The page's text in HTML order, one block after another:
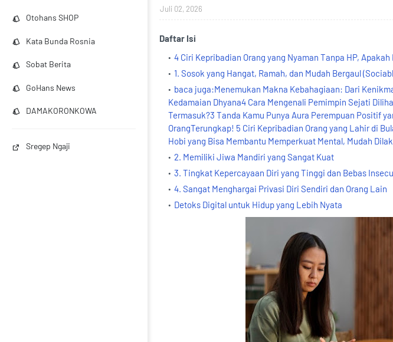
Otohans SHOP
Kata Bunda Rosnia
Sobat Berita
GoHans News
DAMAKORONKOWA
Sregep Ngaji
Juli 02, 2026
Daftar Isi
4 Ciri Kepribadian Orang yang Nyaman Tanpa HP,
1. Sosok yang Hangat, Ramah, dan Mudah Bergaul
baca juga:Menemukan Makna Kebahagiaan: Dari
Kedamaian Dhyana4 Cara Mengenali Pemimpin Sejati
Termasuk?3 Tanda Kamu Punya Aura Perempuan Positif
OrangTerungkap! 5 Ciri Kepribadian Orang yang Lahir di
Hobi yang Bisa Membantu Memperkuat Mental, Mudah
2. Memiliki Jiwa Mandiri yang Sangat Kuat
3. Tingkat Kepercayaan Diri yang Tinggi dan Bebas
4. Sangat Menghargai Privasi Diri Sendiri dan Orang Lain
Detoks Digital untuk Hidup yang Lebih Nyata